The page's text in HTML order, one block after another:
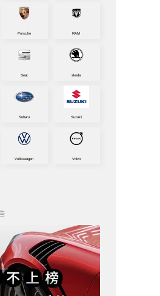
Porsche RAM
Seat skoda
Subaru Suzuki
Volkswagen Volvo